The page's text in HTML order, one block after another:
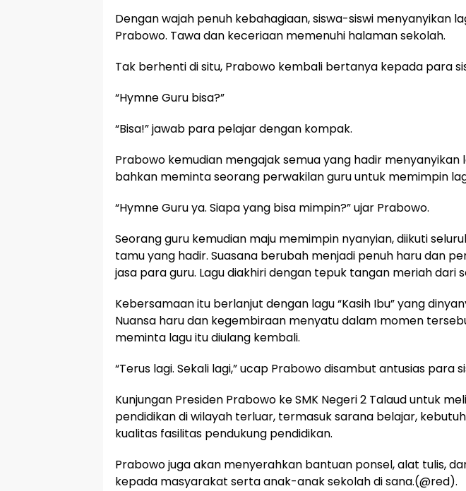
Dengan wajah penuh kebahagiaan, siswa-siswi menyanyikan
Prabowo. Tawa dan keceriaan memenuhi halaman sekolah.
Tak berhenti di situ, Prabowo kembali bertanya kepada para
“Hymne Guru bisa?”
“Bisa!” jawab para pelajar dengan kompak.
Prabowo kemudian mengajak semua yang hadir menyanyikan
bahkan meminta seorang perwakilan guru untuk memimpin
“Hymne Guru ya. Siapa yang bisa mimpin?” ujar Prabowo.
Seorang guru kemudian maju memimpin nyanyian, diikuti
tamu yang hadir. Suasana berubah menjadi penuh haru dan
jasa para guru. Lagu diakhiri dengan tepuk tangan meriah dari
Kebersamaan itu berlanjut dengan lagu “Kasih Ibu” yang
Nuansa haru dan kegembiraan menyatu dalam momen
meminta lagu itu diulang kembali.
“Terus lagi. Sekali lagi,” ucap Prabowo disambut antusias para
Kunjungan Presiden Prabowo ke SMK Negeri 2 Talaud untuk
pendidikan di wilayah terluar, termasuk sarana belajar,
kualitas fasilitas pendukung pendidikan.
Prabowo juga akan menyerahkan bantuan ponsel, alat tulis,
kepada masyarakat serta anak-anak sekolah di sana.(@red).